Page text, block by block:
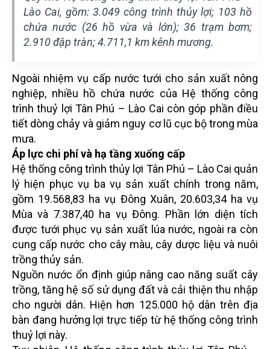
Lào Cai, gồm: 3.049 công trình thủy lợi; 103 hồ
chứa nước (26 hồ vừa và lớn); 36 trạm bơm;
2.910 đập tràn; 4.711,1 km kênh mương.
Ngoài nhiệm vụ cấp nước tưới cho sản xuất nông
nghiệp, nhiều hồ chứa nước của Hệ thống công
trình thuỷ lợi Tân Phú – Lào Cai còn góp phần điều
tiết dòng chảy và giảm nguy cơ lũ cục bộ trong mùa
mưa.
Áp lực chi phí và hạ tầng xuống cấp
Hệ thống công trình thủy lợi Tân Phú – Lào Cai quản
lý hiện phục vụ ba vụ sản xuất chính trong năm,
gồm 19.568,83 ha vụ Đông Xuân, 20.603,34 ha vụ
Mùa và 7.387,40 ha vụ Đông. Phần lớn diện tích
được tưới phục vụ sản xuất lúa nước, ngoài ra còn
cung cấp nước cho cây màu, cây dược liệu và nuôi
trồng thủy sản.
Nguồn nước ổn định giúp nâng cao năng suất cây
trồng, tăng hệ số sử dụng đất và cải thiện thu nhập
cho người dân. Hiện hơn 125.000 hộ dân trên địa
bàn đang hưởng lợi trực tiếp từ hệ thống công trình
thuỷ lợi này.